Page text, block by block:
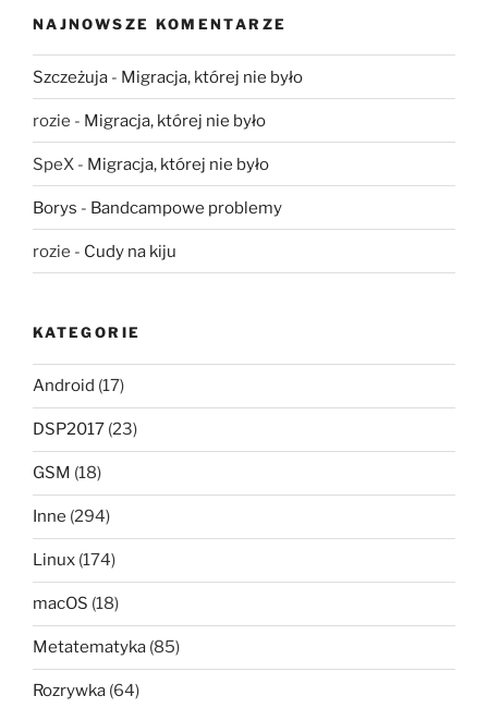
NAJNOWSZE KOMENTARZE
Szczeżuja - Migracja, której nie było
rozie - Migracja, której nie było
SpeX - Migracja, której nie było
Borys - Bandcampowe problemy
rozie - Cudy na kiju
KATEGORIE
Android (17)
DSP2017 (23)
GSM (18)
Inne (294)
Linux (174)
macOS (18)
Metatematyka (85)
Rozrywka (64)